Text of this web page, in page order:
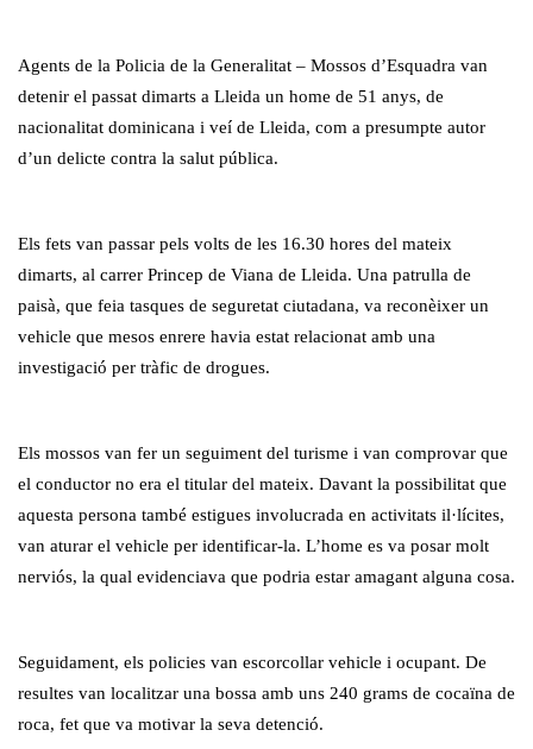
Agents de la Policia de la Generalitat – Mossos d’Esquadra van
detenir el passat dimarts a Lleida un home de 51 anys, de
nacionalitat dominicana i veí de Lleida, com a presumpte autor
d’un delicte contra la salut pública.
Els fets van passar pels volts de les 16.30 hores del mateix
dimarts, al carrer Princep de Viana de Lleida. Una patrulla de
paisà, que feia tasques de seguretat ciutadana, va reconèixer un
vehicle que mesos enrere havia estat relacionat amb una
investigació per tràfic de drogues.
Els mossos van fer un seguiment del turisme i van comprovar que
el conductor no era el titular del mateix. Davant la possibilitat que
aquesta persona també estigues involucrada en activitats il·lícites,
van aturar el vehicle per identificar-la. L’home es va posar molt
nerviós, la qual evidenciava que podria estar amagant alguna cosa.
Seguidament, els policies van escorcollar vehicle i ocupant. De
resultes van localitzar una bossa amb uns 240 grams de cocaïna de
roca, fet que va motivar la seva detenció.